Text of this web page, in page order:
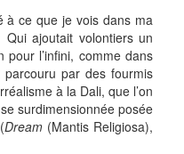
à ce que je vois dans ma
ajoutait volontiers un
l’infini, comme dans
par des fourmis
à la Dali, que l’on
surdimensionnée posée
Dream(Mantis Religiosa),